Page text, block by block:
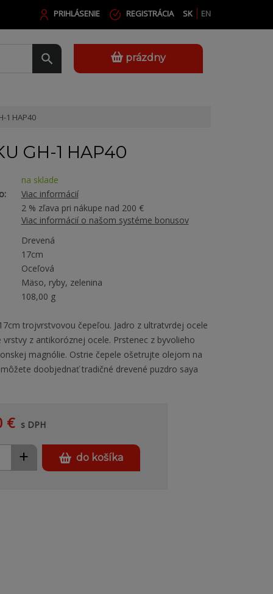
SK EN
PRIHLÁSENIE REGISTRÁCIA
prázdny
1 HAP40
GH-1 HAP40
na sklade
Viac informácií
2 % zľava pri nákupe nad 200 €
Viac informácií o našom systéme bonusov
Drevená
17cm
Oceľová
Mäso, ryby, zelenina
108,00 g
trojvrstvovou čepeľou. Jadro z ultratvrdej ocele
vrstvy z antikoróznej ocele. Prstenec z byvolieho
magnólie. Ostrie čepele ošetrujte olejom na
doobjednať tradičné drevené puzdro saya
€ s DPH
+ do košíka